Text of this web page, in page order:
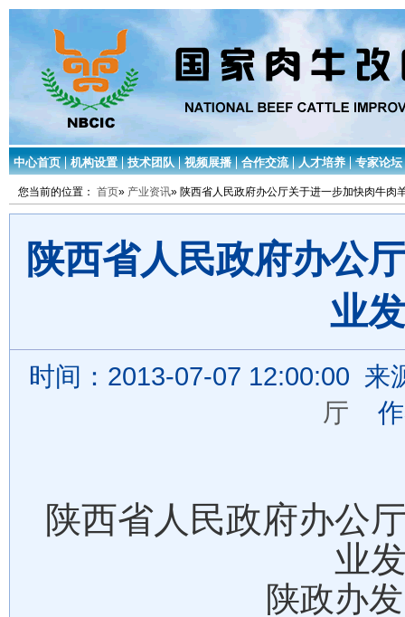
中心首页 机构设置 技术团队 视频展播 合作交流 人才培养 专家论坛
您当前的位置： 首页» 产业资讯» 陕西省人民政府办公厅关于进一步加快肉牛肉
陕西省人民政府办公
业
时间：2013-07-07 12:00:00
厅
陕西省人民政府办公
业
陕政办